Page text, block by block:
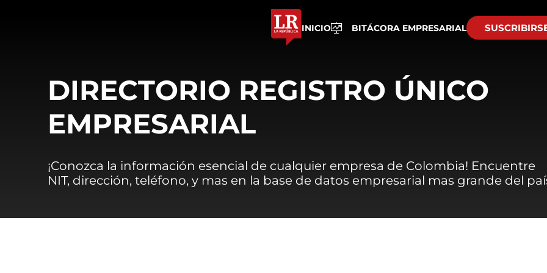
INICIO BITÁCORA EMPRESARIAL
DIRECTORIO REGISTRO ÚNICO
EMPRESARIAL
¡Conozca la información esencial de cualquier empresa de Colombia! Encuentre
NIT, dirección, teléfono, y mas en la base de datos empresarial mas grande del